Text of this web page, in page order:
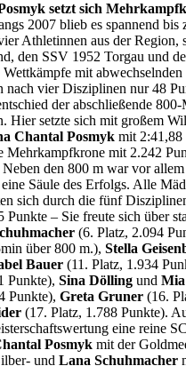
setzt sich
2007 blieb es spannend bis
Athletinnen aus der Region,
den SSV 1952 Torgau und
mit
nach vier Disziplinen nur 48
der abschließende
Hier setzte sich mit großem
Chantal Posmyk mit
Mehrkampfkrone mit 2.242
den 800 m war vor
Säule des Erfolgs. Alle
sich durch die fünf
Punkte – Sie freute sich über
(6. Platz, 2.094
über 800 m.),Stella
Bauer (11. Platz, 1.934
Punkte),Sina DöllingundMia
Punkte),Greta Gruner (16.
(17. Platz, 1.788 Punkte).
eine reine
Posmyk mit der
undLana Schuhmacher